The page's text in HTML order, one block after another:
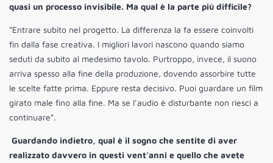
quasi un processo invisibile. Ma qual è la parte più difficile?
“Entrare subito nel progetto. La differenza la fa essere coinvolti
fin dalla fase creativa. I migliori lavori nascono quando siamo
seduti da subito al medesimo tavolo. Purtroppo, invece, il suono
arriva spesso alla fine della produzione, dovendo assorbire tutte
le scelte fatte prima. Eppure resta decisivo. Puoi guardare un film
girato male fino alla fine. Ma se l’audio è disturbante non riesci a
continuare”.
Guardando indietro, qual è il sogno che sentite di aver
realizzato davvero in questi vent’anni e quello che avete